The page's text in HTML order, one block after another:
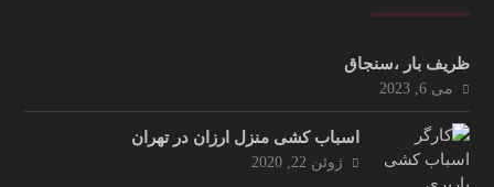
ظریف بار ،سنجاق
می 6, 2023
اسباب کشی منزل ارزان در تهران
ژوئن 22, 2020